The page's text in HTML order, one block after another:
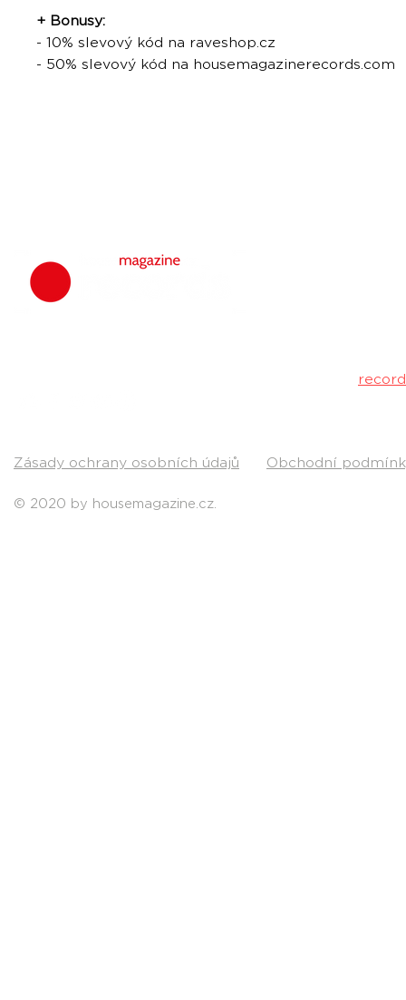
+ Bonusy:
- 10% slevový kód na raveshop.cz
- 50% slevový kód na housemagazinerecords.com
Zásady ochrany osobních údajů
© 2020 by housemagazine.cz.
Obchodní